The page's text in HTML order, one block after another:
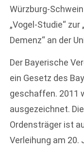
Würzburg-
„Vogel-Studie“
Demenz“ an der
Der Bayerische
ein Gesetz des
geschaffen. 2011
ausgezeichnet.
Ordensträger ist
Verleihung am 20.